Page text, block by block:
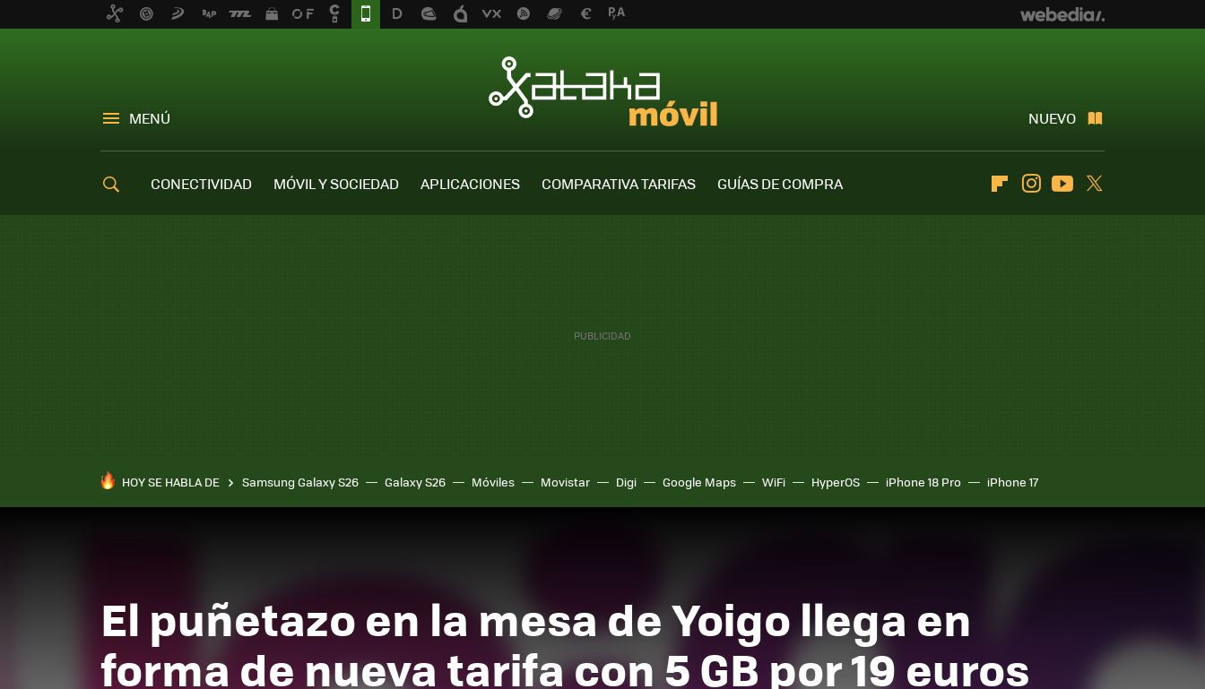
MENÚ NUEVO
CONECTIVIDAD MÓVIL Y SOCIEDAD APLICACIONES COMPARATIVA TARIFAS
GUÍAS DE COMPRA
FlipboardInstagramYoutube
HOY SE HABLA DE Samsung Galaxy S26 Galaxy S26 Móviles Movistar Digi Google Maps WiFi HyperOS iPhone 18 Pro iPhone 17
El puñetazo en la mesa de Yoigo llega en
forma de nueva tarifa con 5 GB por 19 euros